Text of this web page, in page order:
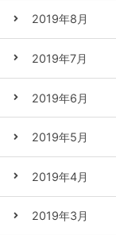
2019年8月
2019年7月
2019年6月
2019年5月
2019年4月
2019年3月